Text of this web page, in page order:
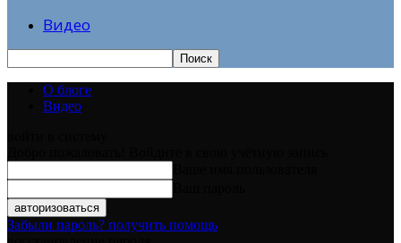
Видео
О блоге
Видео
Забыли пароль? получить помощь